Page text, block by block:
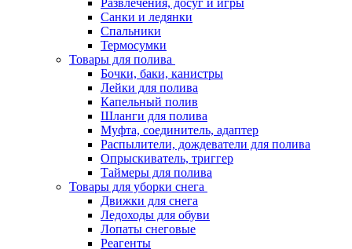
Санки и ледянки
Спальники
Термосумки
Товары для полива
Бочки, баки, канистры
Лейки для полива
Капельный полив
Шланги для полива
Муфта, соединитель, адаптер
Распылители, дождеватели для полива
Опрыскиватель, триггер
Таймеры для полива
Товары для уборки снега
Движки для снега
Ледоходы для обуви
Лопаты снеговые
Реагенты